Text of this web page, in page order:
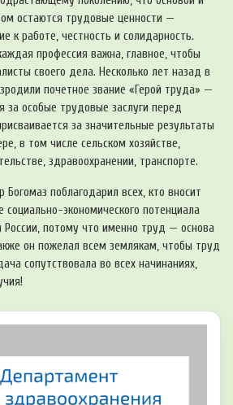
остаются трудовые ценности —
к работе, честность и солидарность.
профессия важна, главное, чтобы
своего дела. Несколько лет назад в
почетное звание «Герой труда» —
за особые трудовые заслуги перед
за значительные результаты
в том числе сельском хозяйстве,
здравоохранении, транспорте.
Богомаз поблагодарил всех, кто вносит
социально-экономического потенциала
России, потому что именно труд — основа
он пожелал всем землякам, чтобы труд
сопутствовала во всех начинаниях,